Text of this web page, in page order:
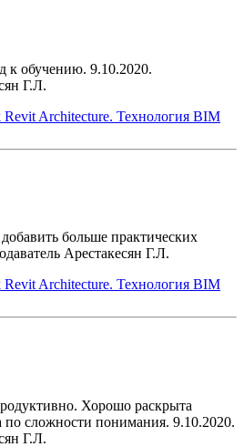
к обучению. 9.10.2020.
Г.Л.
Revit Architecture. Технология BIM
больше практических
Арестакесян Г.Л.
Revit Architecture. Технология BIM
Хорошо раскрыта
сложности понимания. 9.10.2020.
Г.Л.